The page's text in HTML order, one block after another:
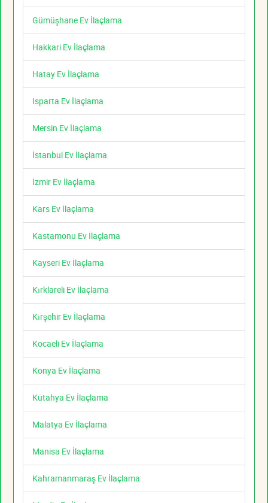
Gümüşhane Ev İlaçlama
Hakkari Ev İlaçlama
Hatay Ev İlaçlama
Isparta Ev İlaçlama
Mersin Ev İlaçlama
İstanbul Ev İlaçlama
İzmir Ev İlaçlama
Kars Ev İlaçlama
Kastamonu Ev İlaçlama
Kayseri Ev İlaçlama
Kırklareli Ev İlaçlama
Kırşehir Ev İlaçlama
Kocaeli Ev İlaçlama
Konya Ev İlaçlama
Kütahya Ev İlaçlama
Malatya Ev İlaçlama
Manisa Ev İlaçlama
Kahramanmaraş Ev İlaçlama